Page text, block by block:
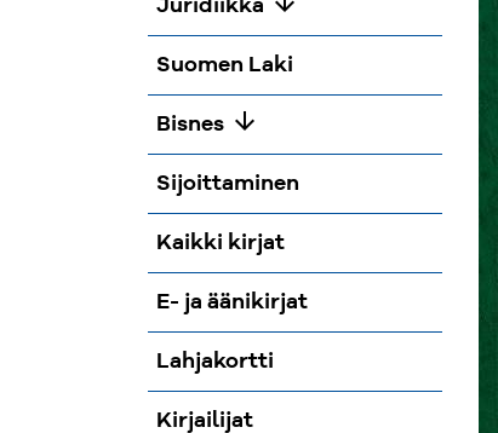
Juridiikka
Suomen Laki
Bisnes arrow_downward
Sijoittaminen
Kaikki kirjat
E- ja äänikirjat
Lahjakortti
Kirjailijat